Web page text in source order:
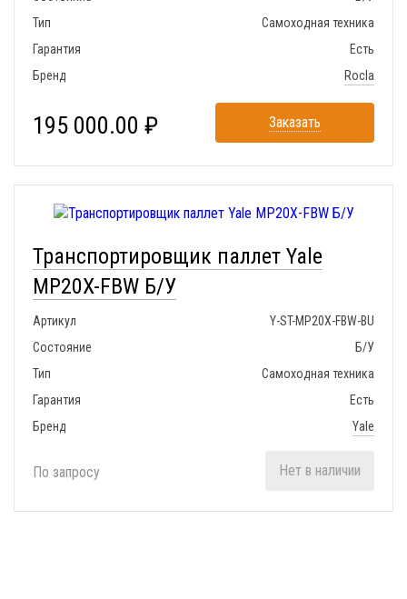
Тип
Самоходная техника
Гарантия
Есть
Бренд
Rocla
195 000.00 ₽ Заказать
Транспортировщик паллет Yale
MP20X-FBW Б/У
Артикул
Y-ST-MP20X-FBW-BU
Состояние
Б/У
Тип
Самоходная техника
Гарантия
Есть
Бренд
Yale
По запросу Нет в наличии